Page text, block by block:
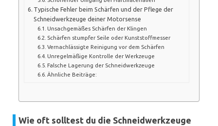
Typische Fehler beim Schärfen und der Pflege der
Schneidwerkzeuge deiner Motorsense
Unsachgemäßes Schärfen der Klingen
Schärfen stumpfer Seile oder Kunststoffmesser
Vernachlässigte Reinigung vor dem Schärfen
Unregelmäßige Kontrolle der Werkzeuge
Falsche Lagerung der Schneidwerkzeuge
Ähnliche Beiträge:
Wie oft solltest du die Schneidwerkzeuge